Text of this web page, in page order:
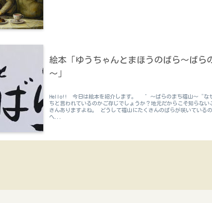
絵本「ゆうちゃんとまほうのばら～ばら
～」
Hello!! 今日は絵本を紹介します。 ゛～ばらのまち福山～“な
ちと言われているのかご存じでしょうか？地元だからこそ知らない
さんありますよね。 どうして福山にたくさんのばらが咲いている
へ...